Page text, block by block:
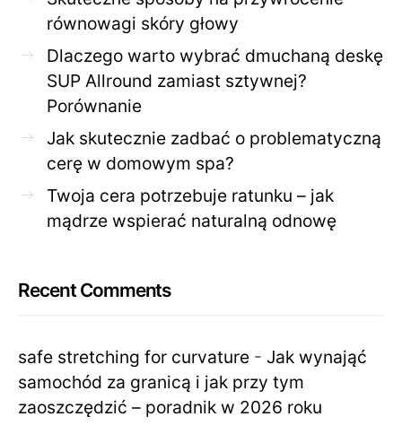
równowagi skóry głowy
Dlaczego warto wybrać dmuchaną deskę
SUP Allround zamiast sztywnej?
Porównanie
Jak skutecznie zadbać o problematyczną
cerę w domowym spa?
Twoja cera potrzebuje ratunku – jak
mądrze wspierać naturalną odnowę
Recent Comments
safe stretching for curvature - Jak wynająć
samochód za granicą i jak przy tym
zaoszczędzić – poradnik w 2026 roku